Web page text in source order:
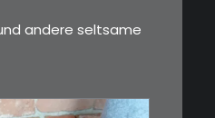
andere seltsame